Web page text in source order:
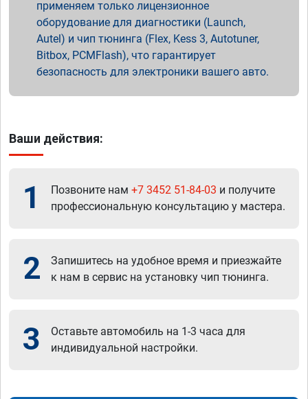
применяем только лицензионное
оборудование для диагностики (Launch,
Autel) и чип тюнинга (Flex, Kess 3, Autotuner,
Bitbox, PCMFlash), что гарантирует
безопасность для электроники вашего авто.
Ваши действия:
1 Позвоните нам +7 3452 51-84-03 и получите
профессиональную консультацию у мастера.
2
Запишитесь на удобное время и приезжайте
к нам в сервис на установку чип тюнинга.
3
Оставьте автомобиль на 1-3 часа для
индивидуальной настройки.